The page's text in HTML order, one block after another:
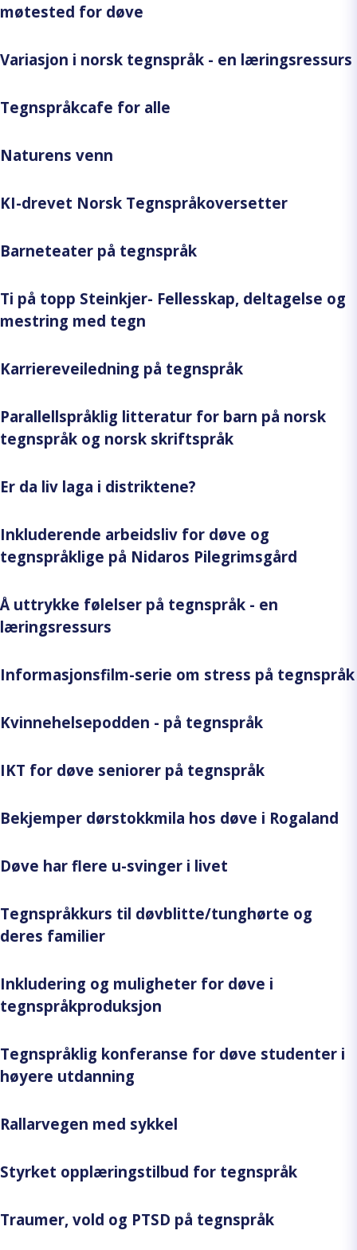
møtested for døve
Variasjon i norsk tegnspråk - en læringsressurs
Tegnspråkcafe for alle
Naturens venn
KI-drevet Norsk Tegnspråkoversetter
Barneteater på tegnspråk
Ti på topp Steinkjer- Fellesskap, deltagelse og
mestring med tegn
Karriereveiledning på tegnspråk
Parallellspråklig litteratur for barn på norsk
tegnspråk og norsk skriftspråk
Er da liv laga i distriktene?
Inkluderende arbeidsliv for døve og
tegnspråklige på Nidaros Pilegrimsgård
Å uttrykke følelser på tegnspråk - en
læringsressurs
Informasjonsfilm-serie om stress på tegnspråk
Kvinnehelsepodden - på tegnspråk
IKT for døve seniorer på tegnspråk
Bekjemper dørstokkmila hos døve i Rogaland
Døve har flere u-svinger i livet
Tegnspråkkurs til døvblitte/tunghørte og
deres familier
Inkludering og muligheter for døve i
tegnspråkproduksjon
Tegnspråklig konferanse for døve studenter i
høyere utdanning
Rallarvegen med sykkel
Styrket opplæringstilbud for tegnspråk
Traumer, vold og PTSD på tegnspråk